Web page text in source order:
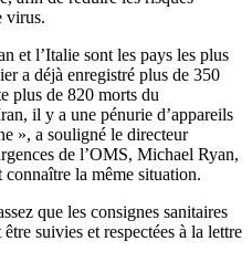
virus.
et l’Italie sont les pays les plus
a déjà enregistré plus de 350
plus de 820 morts du
il y a une pénurie d’appareils
», a souligné le directeur
de l’OMS, Michael Ryan,
connaître la même situation.
que les consignes sanitaires
suivies et respectées à la lettre